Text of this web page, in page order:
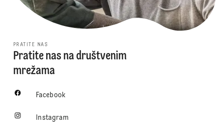
PRATITE NAS
Pratite nas na društvenim
mrežama
Facebook
Instagram